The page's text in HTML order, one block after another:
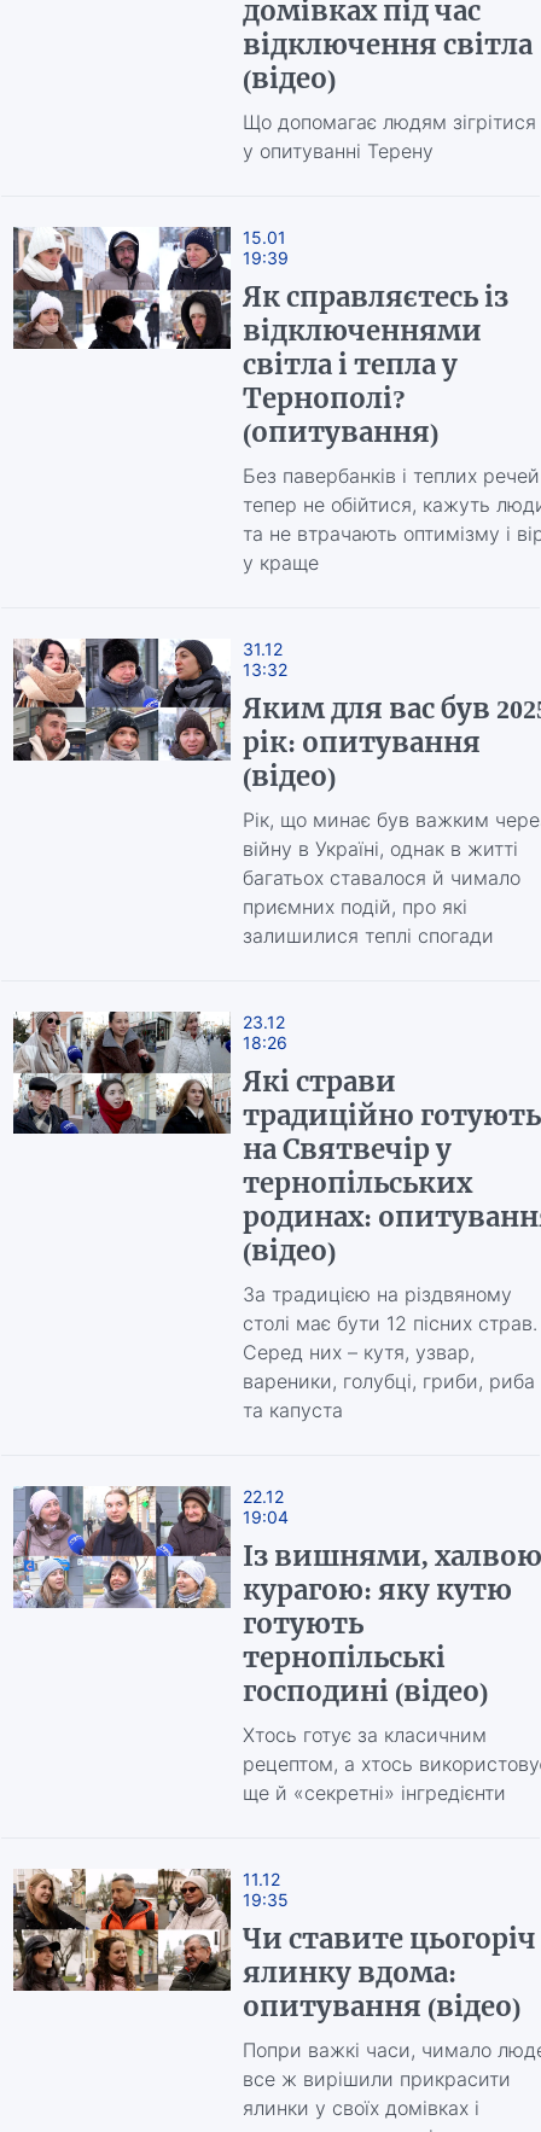
домівках під час
відключення світла
(відео)
Що допомагає людям зігрітися
у опитуванні Терену
15.01
19:39
Як справляєтесь із
відключеннями
світла і тепла у
Тернополі?
(опитування)
Без павербанків і теплих речей
тепер не обійтися, кажуть
та не втрачають оптимізму і
у краще
31.12
13:32
Яким для вас був
рік: опитування
(відео)
Рік, що минає був важким
війну в Україні, однак в житті
багатьох ставалося й чимало
приємних подій, про які
залишилися теплі спогади
23.12
18:26
Які страви
традиційно готують
на Святвечір у
тернопільських
родинах:
(відео)
За традицією на різдвяному
столі має бути 12 пісних страв.
Серед них – кутя, узвар,
вареники, голубці, гриби, риба
та капуста
22.12
19:04
Із вишнями,
курагою: яку кутю
готують
тернопільські
господині (відео)
Хтось готує за класичним
рецептом, а хтось
ще й «секретні» інгредієнти
11.12
19:35
Чи ставите цьогоріч
ялинку вдома:
опитування (відео)
Попри важкі часи, чимало
все ж вирішили прикрасити
ялинки у своїх домівках і